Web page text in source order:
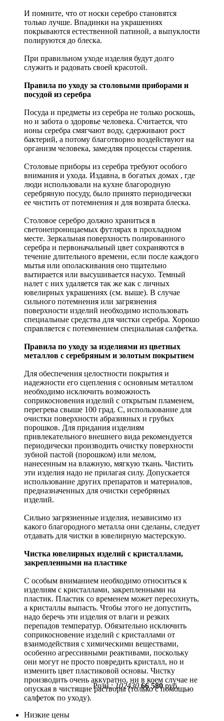
Розн.:102430 66 580руб.
И помните, что от носки серебро становятся
только лучше. Впадинки на украшениях
покрываются естественной патиной, а выпуклости
полируются до блеска.
При правильном уходе изделия будут долго
служить и радовать своей красотой.
Правила по уходу за столовыми приборами и
посудой из серебра
Посуда и предметы из серебра не только роскошь,
но и забота о здоровье человека. Считается, что
ионы серебра смягчают воду, сдерживают рост
бактерий, а потому благотворно воздействуют на
организм человека, замедляя процессы старения.
Столовые приборы из серебра требуют особого
внимания и ухода. Издавна, в богатых домах , где
люди использовали на кухне благородную
серебряную посуду, было принято периодически
ее чистить от потемнения и для возврата блеска.
Столовое серебро должно храниться в
светонепроницаемых футлярах в прохладном
месте. Зеркальная поверхность полированного
серебра и первоначальный цвет сохраняются в
течение длительного времени, если после каждого
мытья или ополаскивания оно тщательно
вытирается или высушивается насухо. Темный
налет с них удаляется так же как с личных
ювелирных украшениях (см. выше). В случае
сильного потемнения или загрязнения
поверхности изделий необходимо использовать
специальные средства для чистки серебра. Хорошо
справляется с потемнением специальная салфетка.
Правила по уходу за изделиями из цветных
металлов с серебряным и золотым покрытием
Для обеспечения целостности покрытия и
надежности его сцепления с основным металлом
необходимо исключить возможность
соприкосновения изделий с открытым пламенем,
перегрева свыше 100 град. С, использование для
очистки поверхности абразивных и грубых
порошков. Для придания изделиям
привлекательного внешнего вида рекомендуется
периодически производить очистку поверхности
зубной пастой (порошком) или мелом,
нанесенным на влажную, мягкую ткань. Чистить
эти изделия надо не прилагая силу. Допускается
использование других препаратов и материалов,
предназначенных для очистки серебряных
изделий.
Сильно загрязненные изделия, независимо из
какого благородного металла они сделаны, следует
отдавать для чистки в ювелирную мастерскую.
Чистка ювелирных изделий с кристаллами,
закрепленными на пластике
С особым вниманием необходимо относиться к
изделиям с кристаллами, закрепленными на
пластик. Пластик со временем может пересохнуть,
а кристаллы выпасть. Чтобы этого не допустить,
надо беречь эти изделия от влаги и резких
перепадов температур. Обязательно исключить
соприкосновение изделий с кристаллами от
взаимодействия с химическими веществами,
особенно агрессивными реактивами, поскольку
они могут не просто повредить кристалл, но и
изменить цвет пластиковой основы. Чистку
производить очень аккуратно, ни в коем случае не
опуская в чистящие растворы (только с помощью
салфеток по уходу).
Низкие цены